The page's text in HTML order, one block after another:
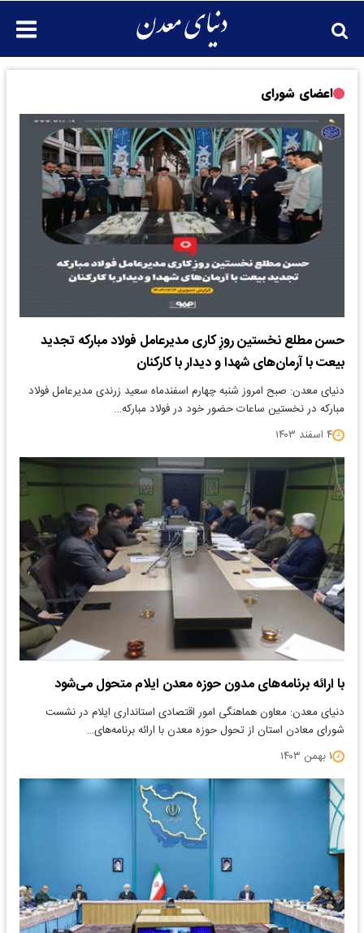
اعضای شورای
حسن مطلع نخستین روزِ کاری مدیرعامل فولاد مبارکه تجدید
بیعت با آرمان‌های شهدا و دیدار با کارکنان
دنیای معدن: صبح امروز شنبه چهارم اسفندماه سعید زرندی مدیرعامل فولاد
مبارکه در نخستین ساعات حضور خود در فولاد مبارکه…
۴ اسفند ۱۴۰۳
با ارائه برنامه‌های مدون حوزه معدن ایلام متحول می‌شود
دنیای معدن: معاون هماهنگی امور اقتصادی استانداری ایلام در نشست
شورای معادن استان از تحول حوزه معدن با ارائه برنامه‌های…
۱ بهمن ۱۴۰۳